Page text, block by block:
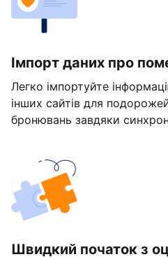
Імпорт даних про
Легко імпортуйте
інших сайтів для
бронювань завдяки
Швидкий початок з